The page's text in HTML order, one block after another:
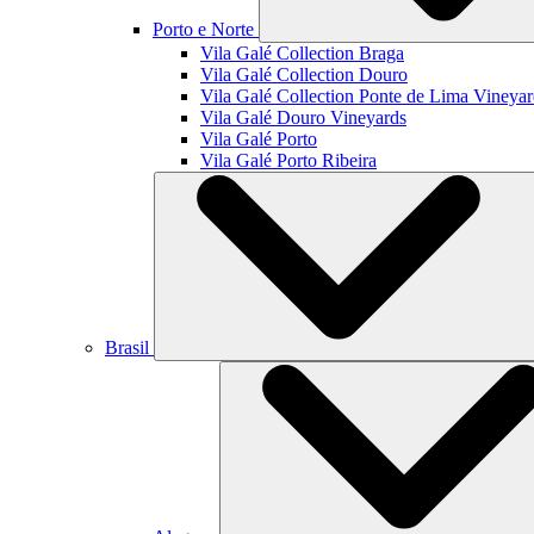
Porto e Norte
Vila Galé Collection Braga
Vila Galé Collection Douro
Vila Galé Collection Ponte de Lima
Vila Galé Douro Vineyards
Vila Galé Porto
Vila Galé Porto Ribeira
Brasil